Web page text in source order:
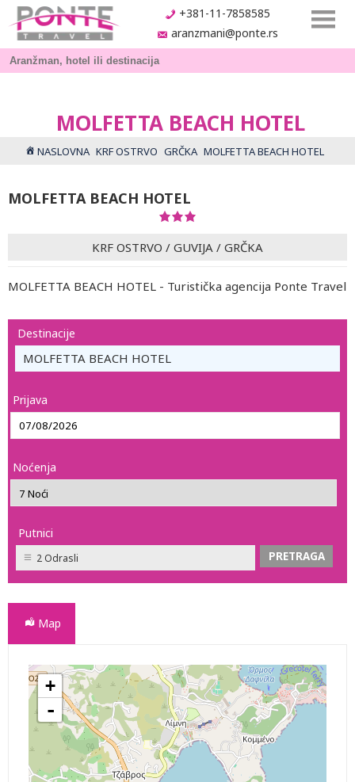
+381-11-7858585
aranzmani@ponte.rs
MOLFETTA BEACH HOTEL
NASLOVNA KRF OSTRVO GRČKA MOLFETTA BEACH HOTEL
MOLFETTA BEACH HOTEL
KRF OSTRVO / GUVIJA / GRČKA
MOLFETTA BEACH HOTEL - Turistička agencija Ponte Travel
Destinacije
MOLFETTA BEACH HOTEL
Prijava
Noćenja
Putnici
2 Odrasli
Map
MOLFETTA BEACH HOTEL
+
-